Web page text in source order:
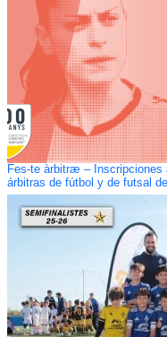
Fes-te àrbitræ – Inscripciones
árbitras de fútbol y de futsal